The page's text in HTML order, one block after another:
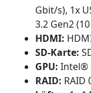
Gbit/s), 1x
3.2 Gen2
HDMI:
SD-Karte:
GPU: Intel®
RAID: RAID